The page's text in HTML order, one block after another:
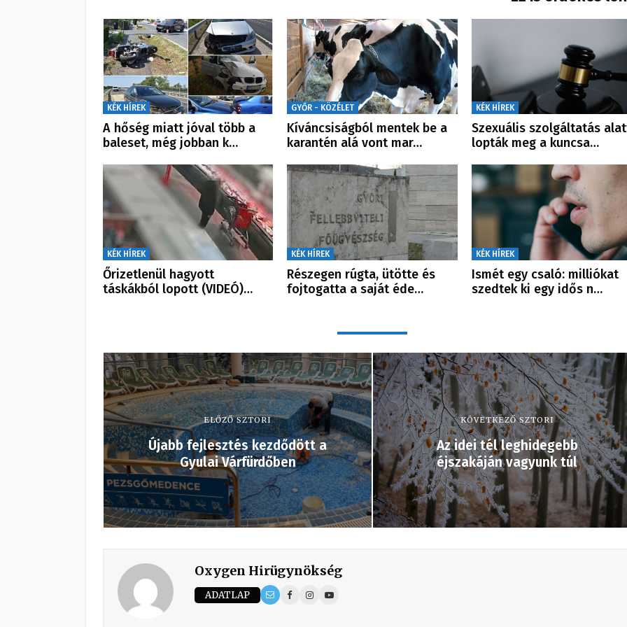
KÉK HÍREK
A hőség miatt jóval több a
baleset, még jobban k…
GYŐR - KÖZÉLET
Kíváncsiságból mentek be a
karantén alá vont mar…
KÉK HÍREK
Szexuális szolgáltatás
lopták meg a kuncsa…
KÉK HÍREK
Őrizetlenül hagyott
táskákból lopott (VIDEÓ)…
KÉK HÍREK
Részegen rúgta, ütötte és
fojtogatta a saját éde…
KÉK HÍREK
Ismét egy csaló: milliókat
szedtek ki egy idős n…
ELŐZŐ SZTORI
Újabb fejlesztés kezdődött a
Gyulai Várfürdőben
KÖVETKEZŐ SZTORI
Az idei tél leghidegebb
éjszakáján vagyunk túl
Oxygen Hirügynökség
ADATLAP